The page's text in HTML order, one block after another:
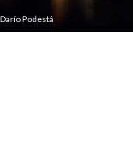
Podestá